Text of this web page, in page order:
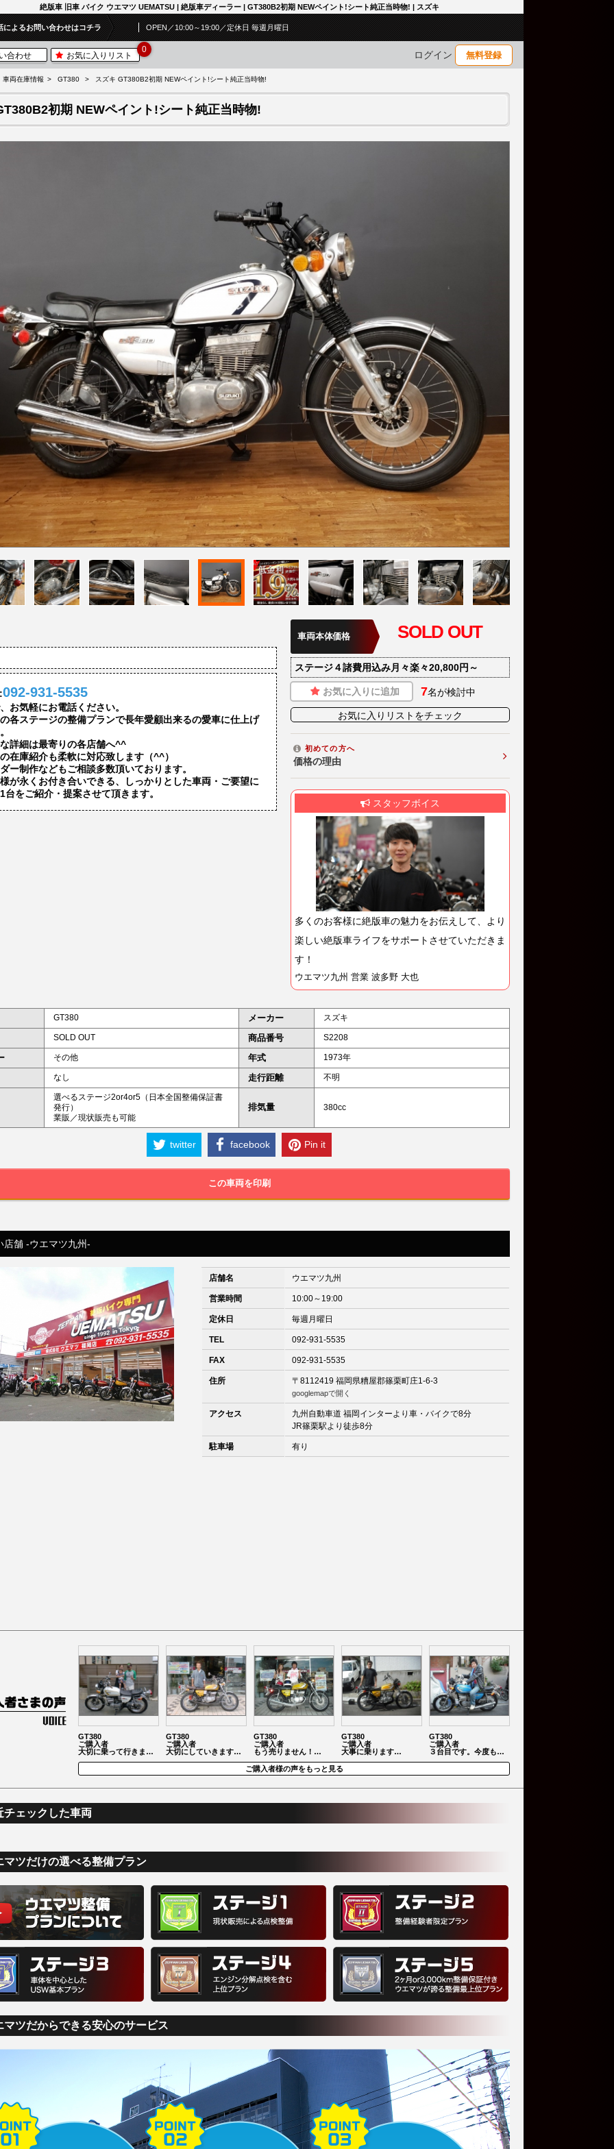
絶版車 旧車 バイク ウエマツ UEMATSU | 絶版車ディーラー | GT380B2初期 NEWペイント!シート純正当時物! | スズキ
によるお問い合わせはコチラ OPEN／10:00～19:00／定休日 毎週月曜日
合わせ お気に入りリスト
0 ログイン 無料登録
車両在庫情報 GT380 スズキ GT380B2初期 NEWペイント!シート純正当時物!
初期 NEWペイント!シート純正当時物!
車両本体価格 SOLD OUT
ステージ４諸費用込み月々楽々20,800円～
お気に入りに追加 7名が検討中
お気に入りリストをチェック
初めての方へ
価格の理由
スタッフボイス
多くのお客様に絶版車の魅力をお伝えして、より
楽しい絶版車ライフをサポートさせていただきま
す！
ウエマツ九州 営業 波多野 大也
092-931-5535
お気軽にお電話ください。
各ステージの整備プランで長年愛顧出来るの愛車に仕上げ
詳細は最寄りの各店舗へ^^
在庫紹介も柔軟に対応致します（^^）
ー制作などもご相談多数頂いております。
が永くお付き合いできる、しっかりとした車両・ご要望に
台をご紹介・提案させて頂きます。
GT380 メーカー スズキ
SOLD OUT 商品番号 S2208
その他 年式 1973年
なし 走行距離 不明
選べるステージ2or4or5（日本全国整備保証書
発行）
業販／現状販売も可能
排気量 380cc
twitter facebook Pin it
この車両を印刷
店舗 -ウエマツ九州-
店舗名 ウエマツ九州
営業時間 10:00～19:00
定休日 毎週月曜日
TEL 092-931-5535
FAX 092-931-5535
住所 〒8112419 福岡県糟屋郡篠栗町庄1-6-3
googlemapで開く
アクセス
九州自動車道 福岡インターより車・バイクで8分
JR篠栗駅より徒歩8分
駐車場 有り
GT380
ご購入者
大切に乗って行きま…
GT380
ご購入者
大切にしていきます…
GT380
ご購入者
もう売りません！…
GT380
ご購入者
大事に乗ります…
GT380
ご購入者
３台目です。今度も…
ご購入者様の声をもっと見る
チェックした車両
マツだけの選べる整備プラン
マツだからできる安心のサービス